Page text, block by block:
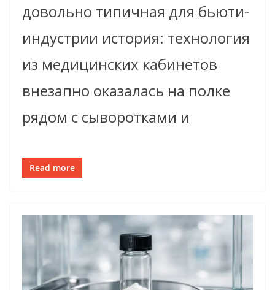
довольно типичная для бьюти-
индустрии история: технология
из медицинских кабинетов
внезапно оказалась на полке
рядом с сыворотками и
Read more